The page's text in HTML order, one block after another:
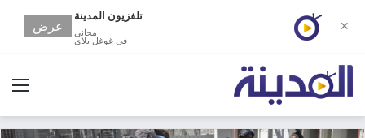
✕
تلفزيون المدينة
مجانى
في غوغل بلاي
عرض